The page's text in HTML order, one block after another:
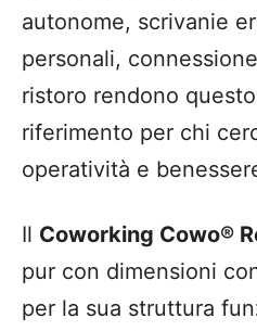
autonome, scrivanie
personali,
ristoro rendono
riferimento per chi
operatività e
Il Coworking Cowo®
pur con dimensioni
per la sua struttura